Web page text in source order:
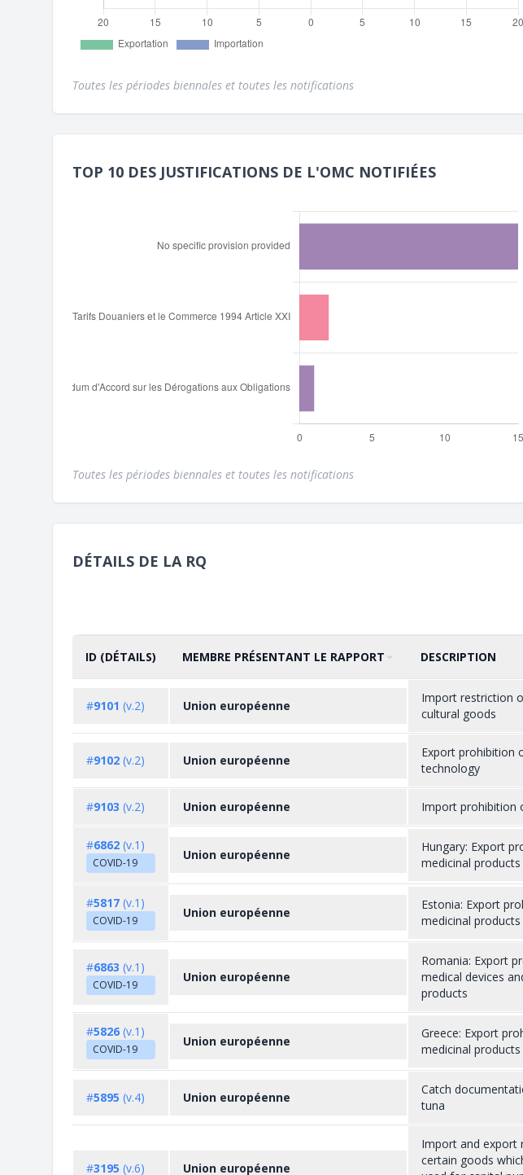
Toutes les périodes biennales et toutes les notifications
TOP 10 DES JUSTIFICATIONS DE L'OMC NOTIFIÉES
Toutes les périodes biennales et toutes les notifications
DÉTAILS DE LA RQ
ID (DÉTAILS) TRIER PAR
MEMBRE PRÉSENTANT LE RAPPORT
CROISSANT DESCRIPTION
#9101 (v.2) Union européenne
Import restriction
cultural goods
#9102 (v.2) Union européenne
Export prohibition
technology
#9103 (v.2) Union européenne Import prohibition
#6862 (v.1)
COVID-19
Union européenne
Hungary: Export
medicinal products
#5817 (v.1)
COVID-19
Union européenne
Estonia: Export
medicinal products
#6863 (v.1)
COVID-19
Union européenne
Romania: Export
medical devices
products
#5826 (v.1)
COVID-19
Union européenne
Greece: Export
medicinal products
#5895 (v.4) Union européenne
Catch
tuna
#3195 (v.6) Union européenne
Import and export
certain goods